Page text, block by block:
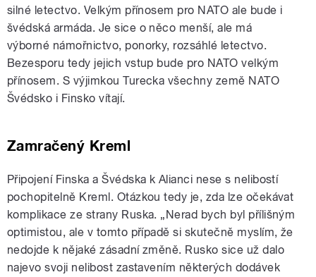
silné letectvo. Velkým přínosem pro NATO ale bude i
švédská armáda. Je sice o něco menší, ale má
výborné námořnictvo, ponorky, rozsáhlé letectvo.
Bezesporu tedy jejich vstup bude pro NATO velkým
přínosem. S výjimkou Turecka všechny země NATO
Švédsko i Finsko vítají.
Zamračený Kreml
Připojení Finska a Švédska k Alianci nese s nelibostí
pochopitelně Kreml. Otázkou tedy je, zda lze očekávat
komplikace ze strany Ruska. „Nerad bych byl přílišným
optimistou, ale v tomto případě si skutečně myslím, že
nedojde k nějaké zásadní změně. Rusko sice už dalo
najevo svoji nelibost zastavením některých dodávek